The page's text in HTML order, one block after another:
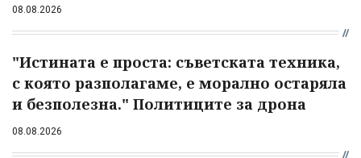
08.08.2026
"Истината е проста: съветската техника,
с която разполагаме, е морално остаряла
и безполезна." Политиците за дрона
08.08.2026